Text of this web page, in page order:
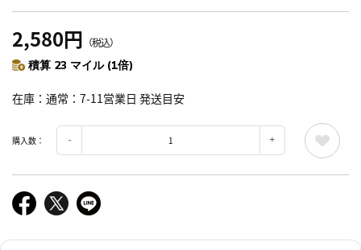
2,580円 （税込）
積算 23 マイル (1倍)
在庫 通常：7-11営業日 発送目安
購入数：